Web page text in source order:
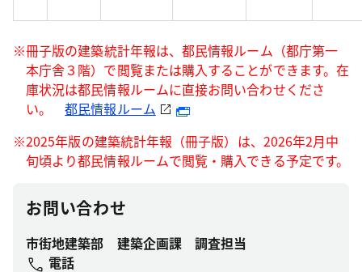
※冊子版の建築統計年報は、都民情報ルーム（都庁第一
本庁舎３階）で閲覧または購入することができます。在
庫状況は都民情報ルームに直接お問い合わせくださ
い。都民情報ルーム
※2025年版の建築統計年報（冊子版）は、2026年2月中
旬頃より都民情報ルームで閲覧・購入できる予定です。
お問い合わせ
市街地建築部 建築企画課 調査担当
電話